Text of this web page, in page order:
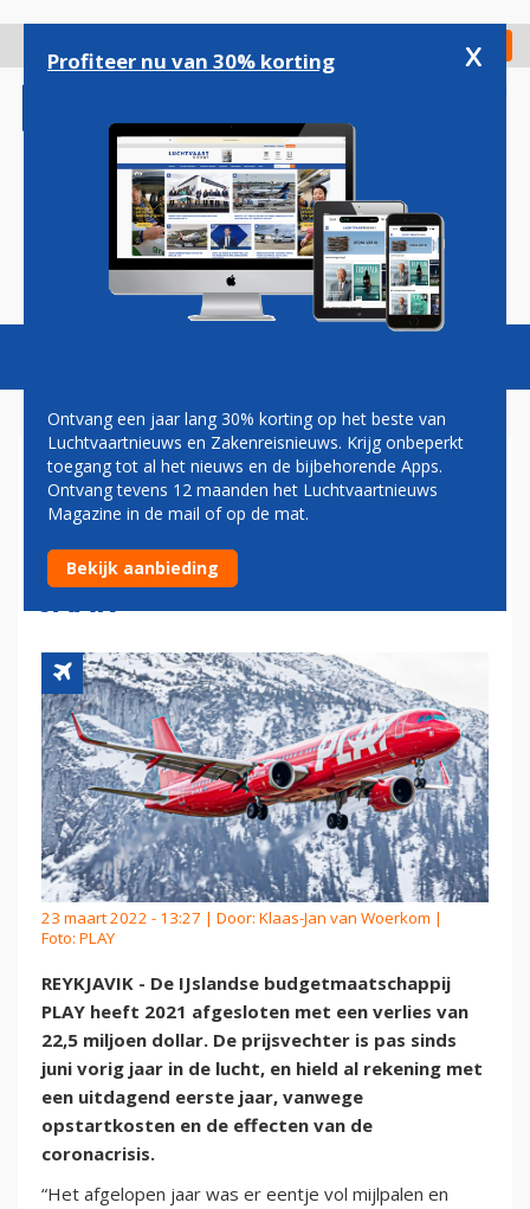
gaan
Check in
Magazine Podcasts Vacatures
PRIJSVECHTER PLAY
VERWACHT BETERE CIJFERS
NA VERLIES IN ALLEREERSTE
JAAR
23 maart 2022 - 13:27 | Door: Klaas-Jan van Woerkom |
Foto: PLAY
REYKJAVIK - De IJslandse budgetmaatschappij
PLAY heeft 2021 afgesloten met een verlies van
22,5 miljoen dollar. De prijsvechter is pas sinds
juni vorig jaar in de lucht, en hield al rekening met
een uitdagend eerste jaar, vanwege
opstartkosten en de effecten van de
coronacrisis.
“Het afgelopen jaar was er eentje vol mijlpalen en
Profiteer nu van 30% korting x
Ontvang een jaar lang 30% korting op het beste van
Luchtvaartnieuws en Zakenreisnieuws. Krijg onbeperkt
toegang tot al het nieuws en de bijbehorende Apps.
Ontvang tevens 12 maanden het Luchtvaartnieuws
Magazine in de mail of op de mat.
Bekijk aanbieding